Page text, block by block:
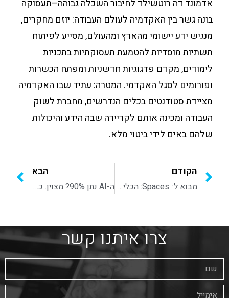
אדמונד דה רוטשילד לחיבור השכלה גבוהה–תעסוקה
בונה גשר בין האקדמיה לעולם העבודה: יוזם מחקרים,
מנגיש ידע יישומי מהארץ ומהעולם, מסייע לפיתוח
תשתיות מוסדיות להטמעת תעסוקתיות בתכניות
לימודים, מקדם פדגוגיות חדשניות ומפתח הכשרות
ופורומים לסגל האקדמי. המטרה: עתיד שבו האקדמיה
מציידת סטודנטים בכלים הנדרשים, מחברת לשוק
העבודה ומכינה אותם לקריירה שבה הידע והיכולות
שלהם באים לידי ביטוי מלא.
הקודם
מבוא ל־ Spaces: הכלי ששינה לנו את חוקי המשחק ביצירת דמויות וסצנות AI
הבא
ה-AI נתן 90%? מצוין. ככה הופכים את זה לשוט שידור אמיתי
צרו איתנו קשר